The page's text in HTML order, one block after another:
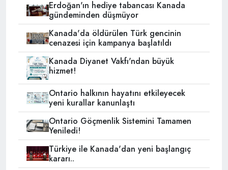
Erdoğan'ın hediye tabancası Kanada
gündeminden düşmüyor
Kanada'da öldürülen Türk gencinin
cenazesi için kampanya başlatıldı
Kanada Diyanet Vakfı'ndan büyük
hizmet!
Ontario halkının hayatını etkileyecek
yeni kurallar kanunlaştı
Ontario Göçmenlik Sistemini Tamamen
Yeniledi!
Türkiye ile Kanada'dan yeni başlangıç
kararı..